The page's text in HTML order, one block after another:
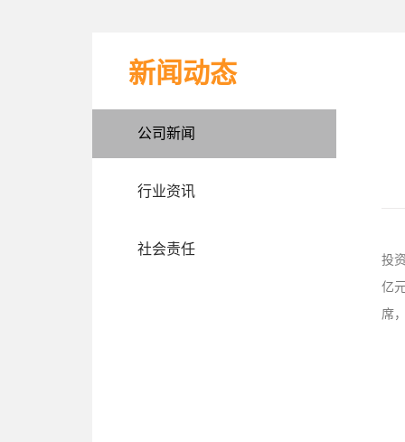
新闻动态
公司新闻
行业资讯
社会责任
投
亿
席